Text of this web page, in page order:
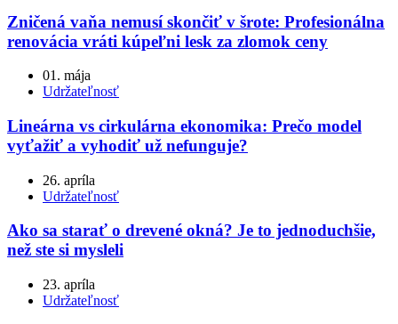
Zničená vaňa nemusí skončiť v šrote: Profesionálna
renovácia vráti kúpeľni lesk za zlomok ceny
01. mája
Udržateľnosť
Lineárna vs cirkulárna ekonomika: Prečo model
vyťažiť a vyhodiť už nefunguje?
26. apríla
Udržateľnosť
Ako sa starať o drevené okná? Je to jednoduchšie,
než ste si mysleli
23. apríla
Udržateľnosť